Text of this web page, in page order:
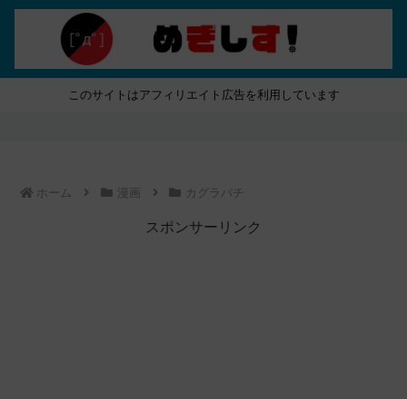
このサイトはアフィリエイト広告を利用しています
ホーム 漫画 カグラバチ
スポンサーリンク